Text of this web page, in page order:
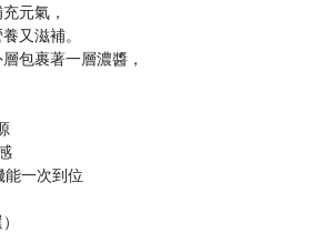
元氣，
又滋補。
包裹著一層濃醬，
一次到位